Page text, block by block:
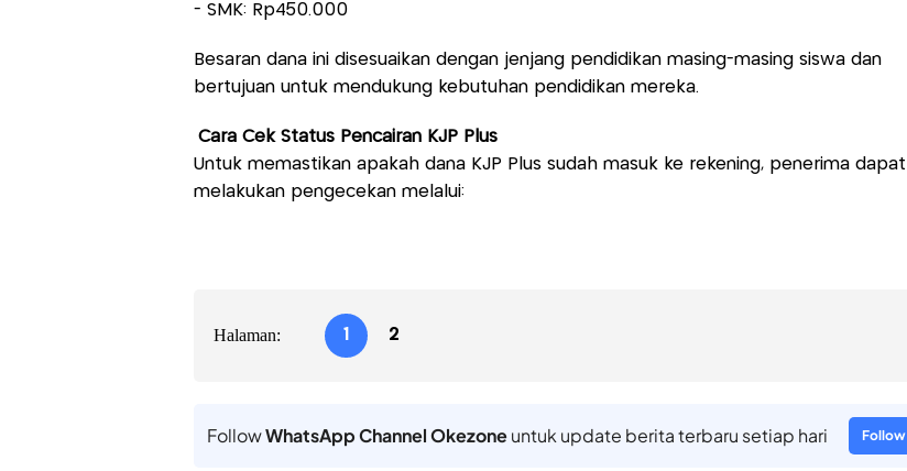
- SMK: Rp450.000
Besaran dana ini disesuaikan dengan jenjang pendidikan masing-masing siswa dan
bertujuan untuk mendukung kebutuhan pendidikan mereka.
Cara Cek Status Pencairan KJP Plus
Untuk memastikan apakah dana KJP Plus sudah masuk ke rekening, penerima dapat
melakukan pengecekan melalui:
Halaman: 1 2
FollowWhatsApp Channel Okezoneuntuk update berita terbaru setiap hari Follow